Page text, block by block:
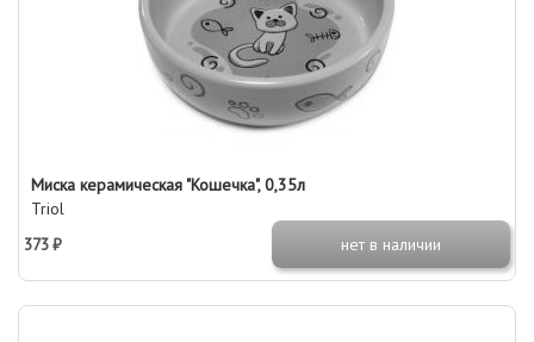
Миска керамическая "Кошечка", 0,35л
Triol
373 ₽
нет в наличии